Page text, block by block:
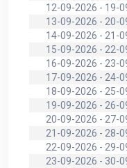
12-09-2026 - 19-
13-09-2026 - 20-
14-09-2026 - 21-
15-09-2026 - 22-
16-09-2026 - 23-
17-09-2026 - 24-
18-09-2026 - 25-
19-09-2026 - 26-
20-09-2026 - 27-
21-09-2026 - 28-
22-09-2026 - 29-
23-09-2026 - 30-